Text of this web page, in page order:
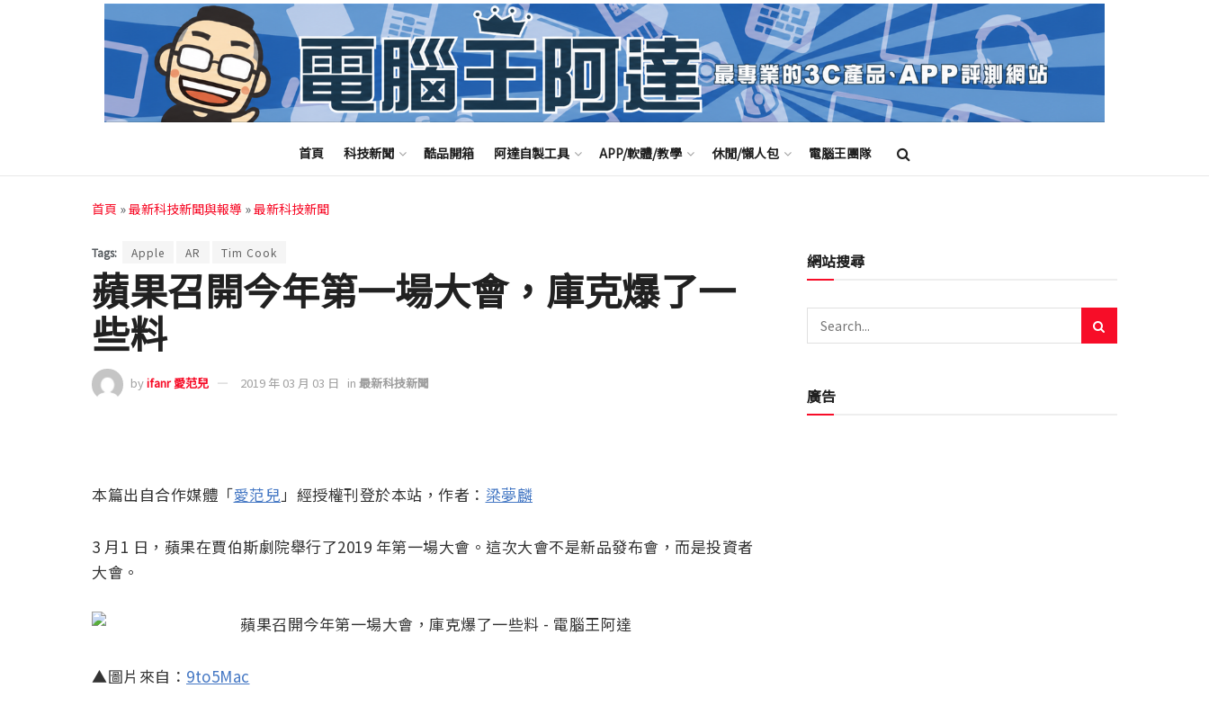
首頁 科技新聞 酷品開箱 阿達自製工具 APP/軟體/教學 休閒/懶人包 電腦王團隊
首頁 »最新科技新聞與報導 »最新科技新聞
Tags: Apple AR Tim Cook
蘋果召開今年第一場大會，庫克爆了一
些料
byifanr 愛范兒 2019 年 03 月 03 日 in 最新科技新聞
本篇出自合作媒體「愛范兒」經授權刊登於本站，作者： 梁夢麟
3 月1 日，蘋果在賈伯斯劇院舉行了2019 年第一場大會。這次大會不是新品發布會，而是投資者
大會。
▲圖片來自： 9to5Mac
網站搜尋
廣告